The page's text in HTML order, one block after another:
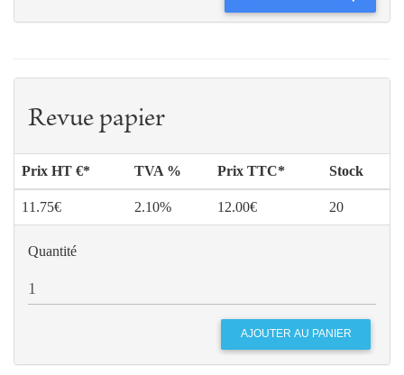
Revue papier
Prix HT €* TVA % Prix TTC* Stock
11.75€ 2.10% 12.00€ 20
Quantité